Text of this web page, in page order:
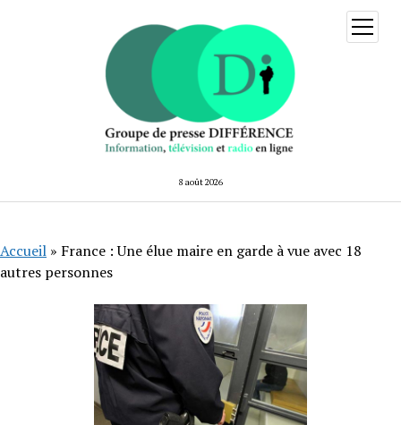
8 août 2026
ouvrir
menu
Accueil » France : Une élue maire en garde à vue avec 18
autres personnes